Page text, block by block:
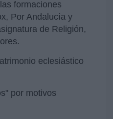
formaciones
Por Andalucía y
de Religión,
eclesiástico
por motivos